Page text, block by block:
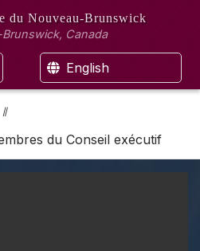
du Nouveau-Brunswick
Canada
English
du Conseil exécutif